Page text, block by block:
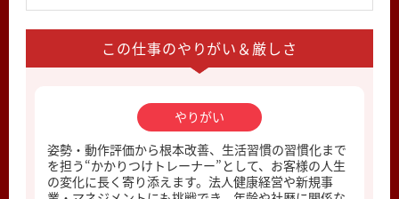
この仕事のやりがい＆厳しさ
やりがい
姿勢・動作評価から根本改善、生活習慣の習慣化まで
を担う“かかりつけトレーナー”として、お客様の人生
の変化に長く寄り添えます。法人健康経営や新規事